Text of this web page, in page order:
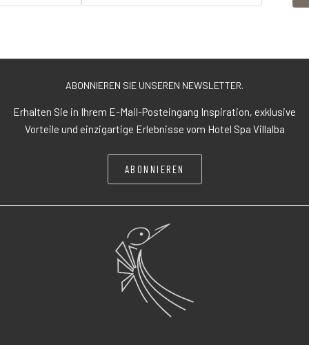
ABONNIEREN SIE UNSEREN NEWSLETTER.
Erhalten Sie in Ihrem E-Mail-Posteingang Inspiration, exklusive
Vorteile und einzigartige Erlebnisse vom Hotel Spa Villalba
ABONNIEREN